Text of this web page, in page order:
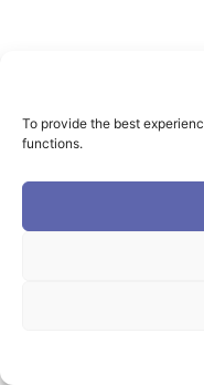
To provide the best
functions.